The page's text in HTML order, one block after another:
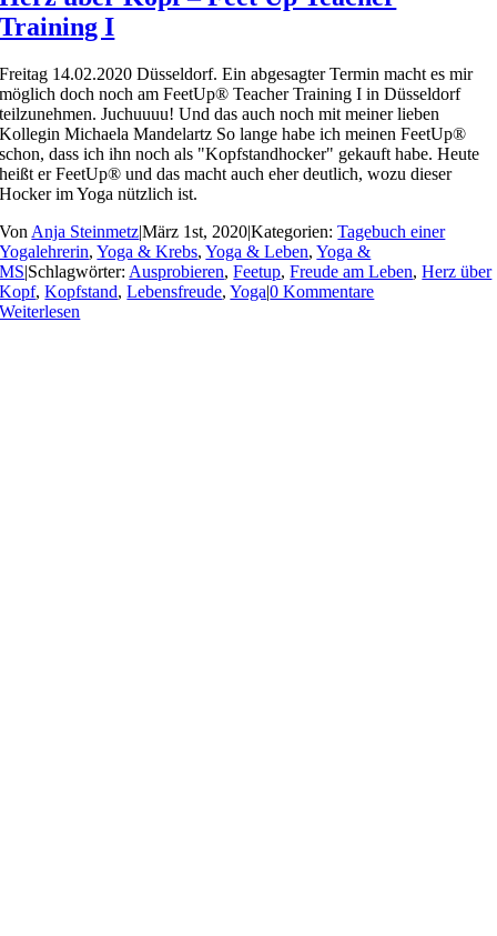
Training I
Freitag 14.02.2020 Düsseldorf. Ein abgesagter Termin macht es mir
möglich doch noch am FeetUp® Teacher Training I in Düsseldorf
teilzunehmen. Juchuuuu! Und das auch noch mit meiner lieben
Kollegin Michaela Mandelartz So lange habe ich meinen FeetUp®
schon, dass ich ihn noch als "Kopfstandhocker" gekauft habe. Heute
heißt er FeetUp® und das macht auch eher deutlich, wozu dieser
Hocker im Yoga nützlich ist.
Von Anja Steinmetz|März 1st, 2020|Kategorien:Tagebuch einer
Yogalehrerin,Yoga & Krebs,Yoga & Leben,Yoga &
MS|Schlagwörter: Ausprobieren,Feetup,Freude am Leben,Herz über
Kopf,Kopfstand,Lebensfreude,Yoga|0 Kommentare
Weiterlesen